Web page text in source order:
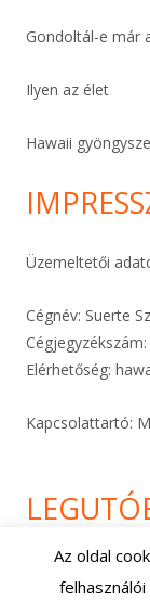
Gondoltál-e már
Ilyen az élet
Hawaii
Üzemeltetői
Cégnév: Suerte
Elérhetőség:
Kapcsolattartó:
Az oldal